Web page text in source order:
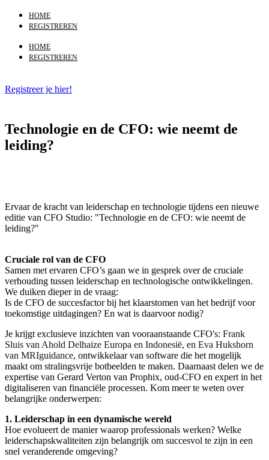
HOME
REGISTREREN
HOME
REGISTREREN
Registreer je hier!
Technologie en de CFO: wie neemt de
leiding?
Ervaar de kracht van leiderschap en technologie tijdens een nieuwe
editie van CFO Studio: "Technologie en de CFO: wie neemt de
leiding?"
Cruciale rol van de CFO
Samen met ervaren CFO’s gaan we in gesprek over de cruciale
verhouding tussen leiderschap en technologische ontwikkelingen.
We duiken dieper in de vraag:
Is de CFO de succesfactor bij het klaarstomen van het bedrijf voor
toekomstige uitdagingen? En wat is daarvoor nodig?
Je krijgt exclusieve inzichten van vooraanstaande CFO's: Frank
Sluis van Ahold Delhaize Europa en Indonesië, en Eva Hukshorn
van MRIguidance, ontwikkelaar van software die het mogelijk
maakt om stralingsvrije botbeelden te maken. Daarnaast delen we de
expertise van Gerard Verton van Prophix, oud-CFO en expert in het
digitaliseren van financiële processen. Kom meer te weten over
belangrijke onderwerpen:
1. Leiderschap in een dynamische wereld
Hoe evolueert de manier waarop professionals werken? Welke
leiderschapskwaliteiten zijn belangrijk om succesvol te zijn in een
snel veranderende omgeving?